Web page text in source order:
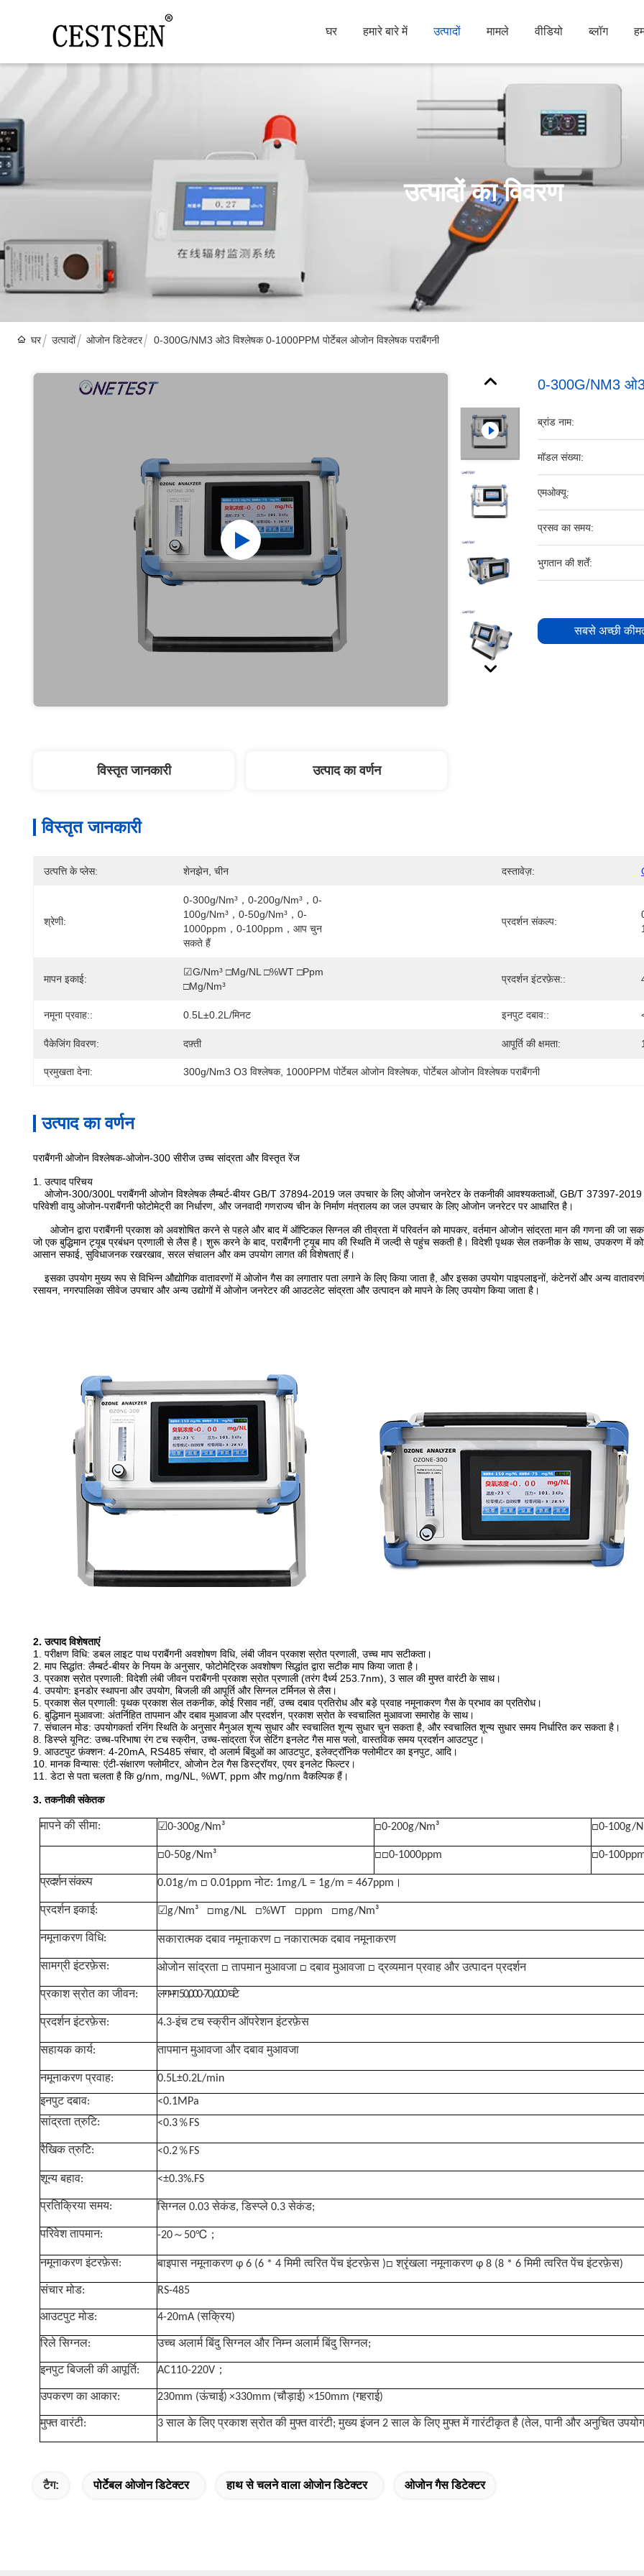
घर हमारे बारे में उत्पादों मामले वीडियो ब्लॉग
उत्पादों का विवरण
घर उत्पादों ओजोन डिटेक्टर 0-300G/NM3 ओ3 विश्लेषक 0-1000PPM पोर्टेबल ओजोन विश्लेषक पराबैंगनी
0-300G/NM3 ओ3
ब्रांड नाम:
मॉडल संख्या:
एमओक्यू:
प्रसव का समय:
भुगतान की शर्तें:
सबसे अच्छी
विस्तृत जानकारी उत्पाद का वर्णन
विस्तृत जानकारी
उत्पत्ति के प्लेस: शेनझेन, चीन दस्तावेज़:
श्रेणी:
0-300g/Nm³，0-200g/Nm³，0-
100g/Nm³，0-50g/Nm³，0-
1000ppm，0-100ppm，आप चुन
सकते हैं
प्रदर्शन संकल्प:
मापन इकाई:
☑g/Nm³ □mg/NL □%WT □ppm
□mg/Nm³
प्रदर्शन इंटरफ़ेस::
नमूना प्रवाह:: 0.5L±0.2L/मिनट इनपुट दबाव::
पैकेजिंग विवरण: दफ़्ती आपूर्ति की क्षमता:
प्रमुखता देना: 300g/Nm3 O3 विश्लेषक, 1000PPM पोर्टेबल ओजोन विश्लेषक, पोर्टेबल ओजोन विश्लेषक पराबैंगनी
उत्पाद का वर्णन
पराबैंगनी ओजोन विश्लेषक-ओजोन-300 सीरीज उच्च सांद्रता और विस्तृत रेंज
1. उत्पाद परिचय
ओजोन-300/300L पराबैंगनी ओजोन विश्लेषक लैम्बर्ट-बीयर GB/T 37894-2019 जल उपचार के लिए ओजोन जनरेटर के तकनीकी आवश्यकताओं, GB/T 37397-2019
परिवेशी वायु ओजोन-पराबैंगनी फोटोमेट्री का निर्धारण, और जनवादी गणराज्य चीन के निर्माण मंत्रालय का जल उपचार के लिए ओजोन जनरेटर पर आधारित है।
ओजोन द्वारा पराबैंगनी प्रकाश को अवशोषित करने से पहले और बाद में ऑप्टिकल सिग्नल की तीव्रता में परिवर्तन को मापकर, वर्तमान ओजोन सांद्रता मान की गणना की जा
जो एक बुद्धिमान ट्यूब प्रबंधन प्रणाली से लैस है। शुरू करने के बाद, पराबैंगनी ट्यूब माप की स्थिति में जल्दी से पहुंच सकती है। विदेशी पृथक सेल तकनीक के साथ, उपकरण में कोई
आसान सफाई, सुविधाजनक रखरखाव, सरल संचालन और कम उपयोग लागत की विशेषताएं हैं।
इसका उपयोग मुख्य रूप से विभिन्न औद्योगिक वातावरणों में ओजोन गैस का लगातार पता लगाने के लिए किया जाता है, और इसका उपयोग पाइपलाइनों, कंटेनरों और अन्य
रसायन, नगरपालिका सीवेज उपचार और अन्य उद्योगों में ओजोन जनरेटर की आउटलेट सांद्रता और उत्पादन को मापने के लिए उपयोग किया जाता है।
2. उत्पाद विशेषताएं
1. परीक्षण विधि: डबल लाइट पाथ पराबैंगनी अवशोषण विधि, लंबी जीवन प्रकाश स्रोत प्रणाली, उच्च माप सटीकता।
2. माप सिद्धांत: लैम्बर्ट-बीयर के नियम के अनुसार, फोटोमेट्रिक अवशोषण सिद्धांत द्वारा सटीक माप किया जाता है।
3. प्रकाश स्रोत प्रणाली: विदेशी लंबी जीवन पराबैंगनी प्रकाश स्रोत प्रणाली (तरंग दैर्ध्य 253.7nm), 3 साल की मुफ्त वारंटी के साथ।
4. उपयोग: इनडोर स्थापना और उपयोग, बिजली की आपूर्ति और सिग्नल टर्मिनल से लैस।
5. प्रकाश सेल प्रणाली: पृथक प्रकाश सेल तकनीक, कोई रिसाव नहीं, उच्च दबाव प्रतिरोध और बड़े प्रवाह नमूनाकरण गैस के प्रभाव का प्रतिरोध।
6. बुद्धिमान मुआवजा: अंतर्निहित तापमान और दबाव मुआवजा और प्रदर्शन, प्रकाश स्रोत के स्वचालित मुआवजा समारोह के साथ।
7. संचालन मोड: उपयोगकर्ता रनिंग स्थिति के अनुसार मैनुअल शून्य सुधार और स्वचालित शून्य सुधार चुन सकता है, और स्वचालित शून्य सुधार समय निर्धारित कर सकता है।
8. डिस्प्ले यूनिट: उच्च-परिभाषा रंग टच स्क्रीन, उच्च-सांद्रता रेंज सेटिंग इनलेट गैस मास फ्लो, वास्तविक समय प्रदर्शन आउटपुट।
9. आउटपुट फ़ंक्शन: 4-20mA, RS485 संचार, दो अलार्म बिंदुओं का आउटपुट, इलेक्ट्रॉनिक फ्लोमीटर का इनपुट, आदि।
10. मानक विन्यास: एंटी-संक्षारण फ्लोमीटर, ओजोन टेल गैस डिस्ट्रॉयर, एयर इनलेट फिल्टर।
11. डेटा से पता चलता है कि g/nm, mg/NL, %WT, ppm और mg/nm वैकल्पिक हैं।
3. तकनीकी संकेतक
मापने की सीमा: ☑0-300g/Nm³ □0-200g/Nm³ □0-100g/
□0-50g/Nm³ □□0-1000ppm □0-
प्रदर्शन संकल्प 0.01g/m □ 0.01ppm नोट: 1mg/L = 1g/m = 467ppm।
प्रदर्शन इकाई: ☑g/Nm³ □mg/NL □%WT □ppm □mg/Nm³
नमूनाकरण विधि: सकारात्मक दबाव नमूनाकरण □ नकारात्मक दबाव नमूनाकरण
सामग्री इंटरफ़ेस: ओजोन सांद्रता □ तापमान मुआवजा □ दबाव मुआवजा □ द्रव्यमान प्रवाह और उत्पादन प्रदर्शन
प्रकाश स्रोत का जीवन: लगभग 50,000-70,000 घंटे
प्रदर्शन इंटरफ़ेस: 4.3-इंच टच स्क्रीन ऑपरेशन इंटरफ़ेस
सहायक कार्य: तापमान मुआवजा और दबाव मुआवजा
नमूनाकरण प्रवाह:
0.5L±0.2L/min
इनपुट दबाव:
<0.1MPa
सांद्रता त्रुटि:
<0.3％ FS
रैखिक त्रुटि: <0.2％ FS
शून्य बहाव: <±0.3%.FS
प्रतिक्रिया समय: सिग्नल 0.03 सेकंड, डिस्प्ले 0.3 सेकंड;
परिवेश तापमान: -20～ 50℃ ；
नमूनाकरण इंटरफ़ेस: बाइपास नमूनाकरण φ 6 (6 * 4 मिमी त्वरित पेंच इंटरफ़ेस )□ श्रृंखला नमूनाकरण φ 8 (8 * 6 मिमी त्वरित पेंच इंटरफ़ेस)
संचार मोड: RS-485
आउटपुट मोड: 4-20mA (सक्रिय)
रिले सिग्नल: उच्च अलार्म बिंदु सिग्नल और निम्न अलार्म बिंदु सिग्नल;
इनपुट बिजली की आपूर्ति: AC110-220V ；
उपकरण का आकार: 230mm (ऊंचाई) ×330mm (चौड़ाई) ×150mm (गहराई)
मुफ्त वारंटी: 3 साल के लिए प्रकाश स्रोत की मुफ्त वारंटी; मुख्य इंजन 2 साल के लिए मुफ्त में गारंटीकृत है (तेल, पानी और अनुचित
टैग: पोर्टेबल ओजोन डिटेक्टर हाथ से चलने वाला ओजोन डिटेक्टर ओजोन गैस डिटेक्टर